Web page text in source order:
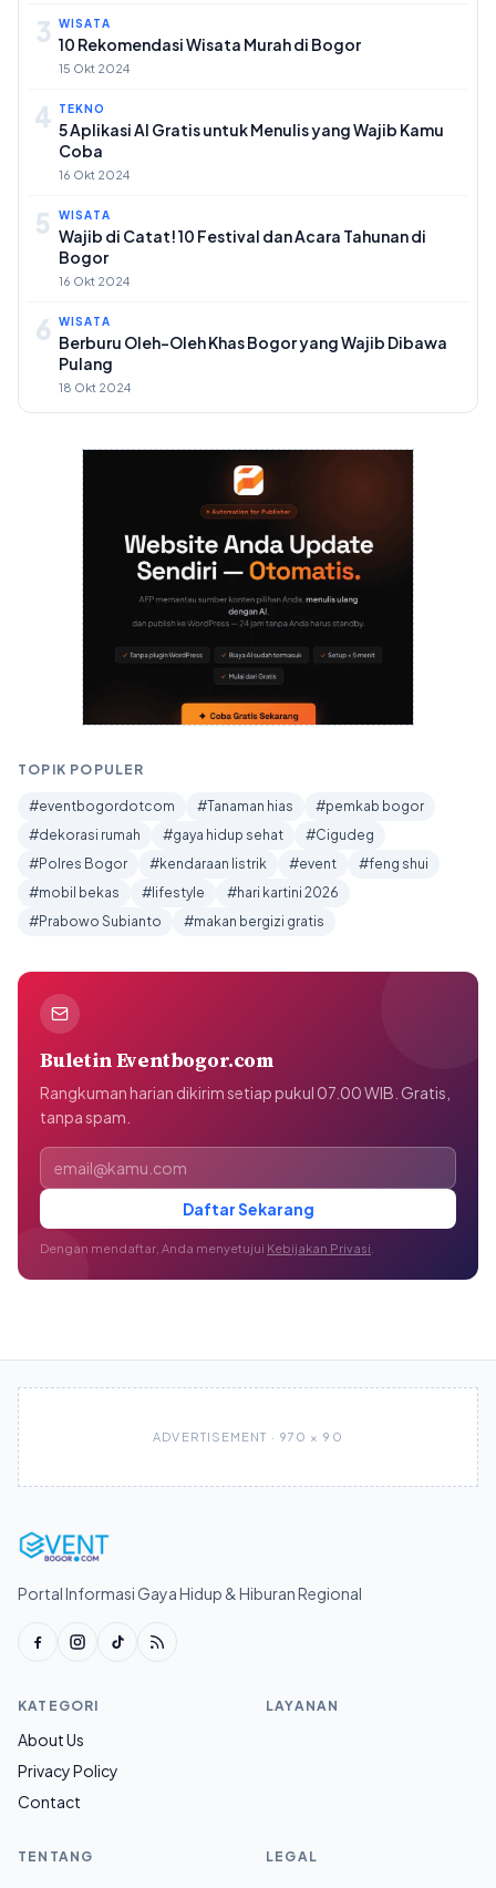
3 WISATA
10 Rekomendasi Wisata Murah di Bogor
15 Okt 2024
4 TEKNO
5 Aplikasi AI Gratis untuk Menulis yang Wajib Kamu
Coba
16 Okt 2024
5 WISATA
Wajib di Catat! 10 Festival dan Acara Tahunan di
Bogor
16 Okt 2024
6 WISATA
Berburu Oleh-Oleh Khas Bogor yang Wajib Dibawa
Pulang
18 Okt 2024
TOPIK POPULER
#eventbogordotcom #Tanaman hias
#pemkab bogor
#dekorasi rumah
#gaya hidup sehat
#Cigudeg
#Polres Bogor
#kendaraan listrik #event
#feng shui
#mobil bekas
#lifestyle
#hari kartini 2026
#Prabowo Subianto
#makan bergizi gratis
Buletin Eventbogor.com
Rangkuman harian dikirim setiap pukul 07.00 WIB. Gratis,
tanpa spam.
Alamat email
Daftar Sekarang
Dengan mendaftar, Anda menyetujui Kebijakan Privasi
ADVERTISEMENT · 970 × 90
Portal Informasi Gaya Hidup & Hiburan Regional
KATEGORI
About Us
Privacy Policy
Contact
LAYANAN
TENTANG LEGAL